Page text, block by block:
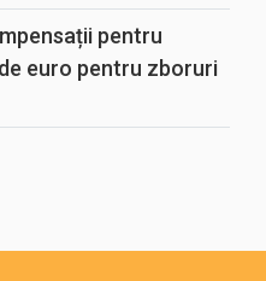
pentru
euro pentru zboruri